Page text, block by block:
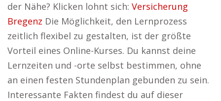
der Nähe? Klicken lohnt sich: Versicherung
Bregenz Die Möglichkeit, den Lernprozess
zeitlich flexibel zu gestalten, ist der größte
Vorteil eines Online-Kurses. Du kannst deine
Lernzeiten und -orte selbst bestimmen, ohne
an einen festen Stundenplan gebunden zu sein.
Interessante Fakten findest du auf dieser